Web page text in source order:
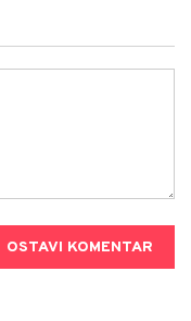
OSTAVI KOMENTAR